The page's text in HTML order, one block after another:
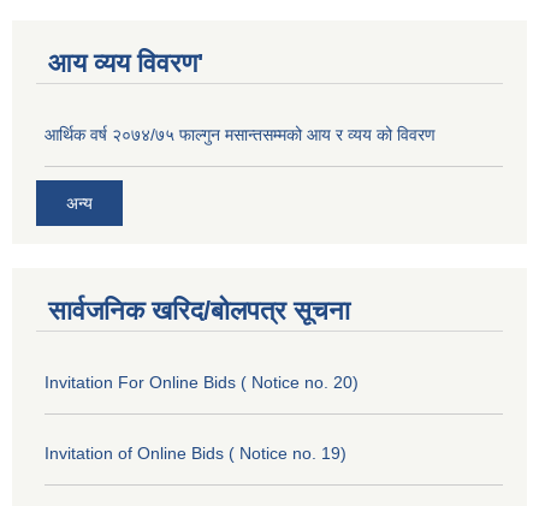
आय व्यय विवरण'
आर्थिक वर्ष २०७४/७५ फाल्गुन मसान्तसम्मको आय र व्यय को विवरण
अन्य
सार्वजनिक खरिद/बोलपत्र सूचना
Invitation For Online Bids ( Notice no. 20)
Invitation of Online Bids ( Notice no. 19)